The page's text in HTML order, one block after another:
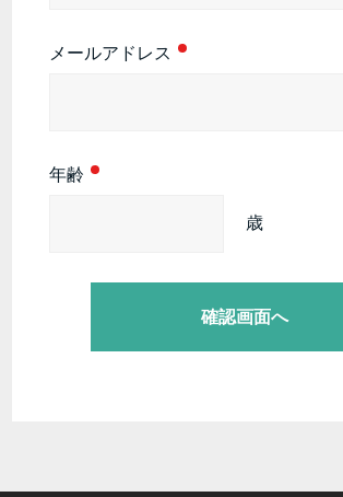
メールアドレス
年齢
歳